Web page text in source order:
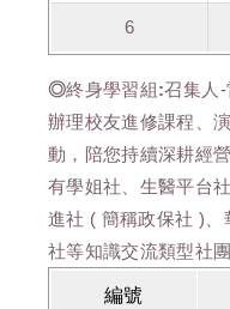
6
◎終身學習組:召集人-
辦理校友進修課程、
動，陪您持續深耕經
有學姐社、生醫平台
進社 ( 簡稱政保社 )、
社等知識交流類型社團
編號